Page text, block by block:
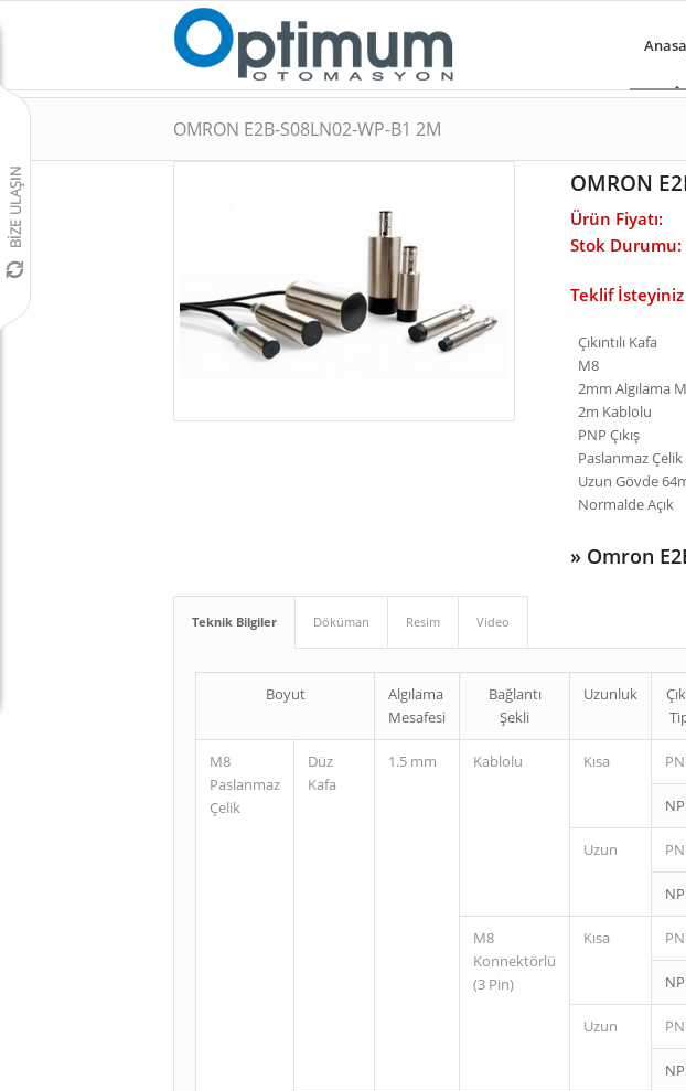
OMRON E2B-S08LN02-WP-B1 2M
OMRON
Ürün Fiyatı:
Stok Durumu:
Teklif İsteyiniz
Çıkıntılı Kafa
M8
2mm Algılama
2m Kablolu
PNP Çıkış
Paslanmaz Çelik
Uzun Gövde
Normalde Açık
» Omron
Teknik Bilgiler Döküman Resim Video
Boyut
Algılama
Mesafesi
Bağlantı
Şekli
Uzunluk
M8
Paslanmaz
Çelik
Düz
Kafa
1.5 mm Kablolu Kısa
Uzun
M8
Konnektörlü
(3 Pin)
Kısa
Uzun